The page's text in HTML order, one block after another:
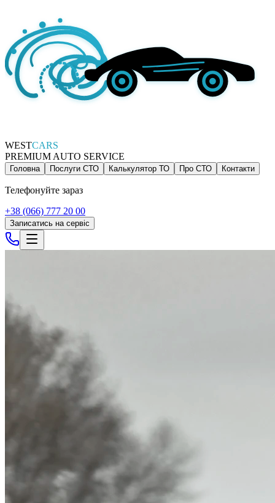
WESTCARS
PREMIUM AUTO SERVICE
Головна Послуги СТО Калькулятор ТО Про СТО Контакти
Телефонуйте зараз
+38 (066) 777 20 00
Записатись на сервіс